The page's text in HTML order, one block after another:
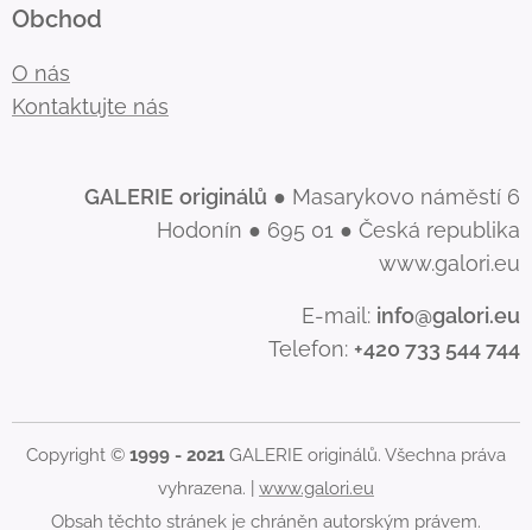
Obchod
O nás
Kontaktujte nás
GALERIE originálů ● Masarykovo náměstí 6
Hodonín ● 695 01 ● Česká republika
www.galori.eu
E-mail: info@galori.eu
Telefon: +420 733 544 744
Copyright © 1999 - 2021 GALERIE originálů. Všechna práva
vyhrazena. | www.galori.eu
Obsah těchto stránek je chráněn autorským právem.